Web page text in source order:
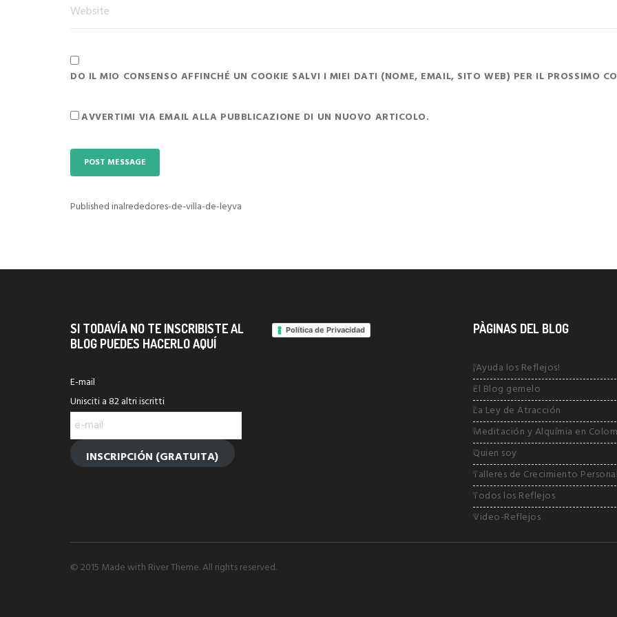
DO IL MIO CONSENSO AFFINCHÉ UN COOKIE SALVI I MIEI DATI (NOME, EMAIL, SITO WEB) PER IL PROSSIMO
AVVERTIMI VIA EMAIL ALLA PUBBLICAZIONE DI UN NUOVO ARTICOLO.
Navigazione
Published inalrededores-de-villa-de-leyva
SI TODAVÍA NO TE INSCRIBISTE AL
BLOG PUEDES HACERLO AQUÍ
E-mail
Unisciti a 82 altri iscritti
e-
mail
INSCRIPCIÓN (GRATUITA)
Política de Privacidad PÀGINAS DEL BLOG
¡Ayuda los Reflejos!
El Blog gemelo
La Ley de Atracción
Meditación y Alquímia en
Quien soy
Talleres de Crecimiento Personal
Todos los Reflejos
Video-Reflejos
© 2015 Made with River Theme. All rights reserved.